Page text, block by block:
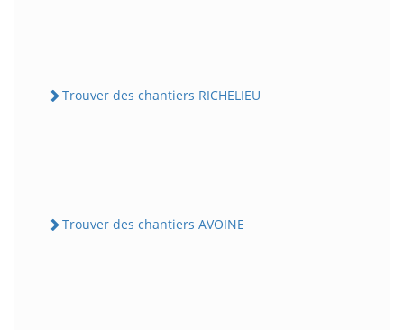
Trouver des chantiers RICHELIEU
Trouver des chantiers AVOINE